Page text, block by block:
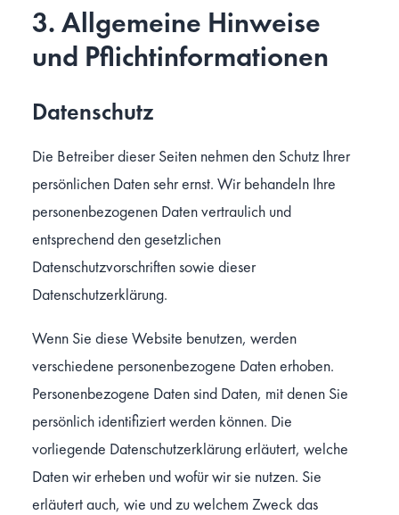
3. Allgemeine Hinweise
und Pflicht­informationen
Datenschutz
Die Betreiber dieser Seiten nehmen den Schutz Ihrer
persönlichen Daten sehr ernst. Wir behandeln Ihre
personenbezogenen Daten vertraulich und
entsprechend den gesetzlichen
Datenschutzvorschriften sowie dieser
Datenschutzerklärung.
Wenn Sie diese Website benutzen, werden
verschiedene personenbezogene Daten erhoben.
Personenbezogene Daten sind Daten, mit denen Sie
persönlich identifiziert werden können. Die
vorliegende Datenschutzerklärung erläutert, welche
Daten wir erheben und wofür wir sie nutzen. Sie
erläutert auch, wie und zu welchem Zweck das